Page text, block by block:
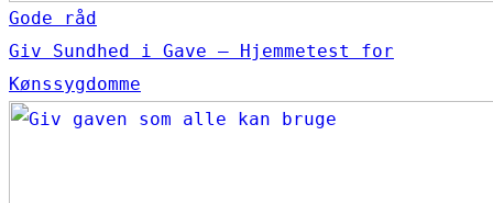
Gode råd
Giv Sundhed i Gave – Hjemmetest for
Kønssygdomme